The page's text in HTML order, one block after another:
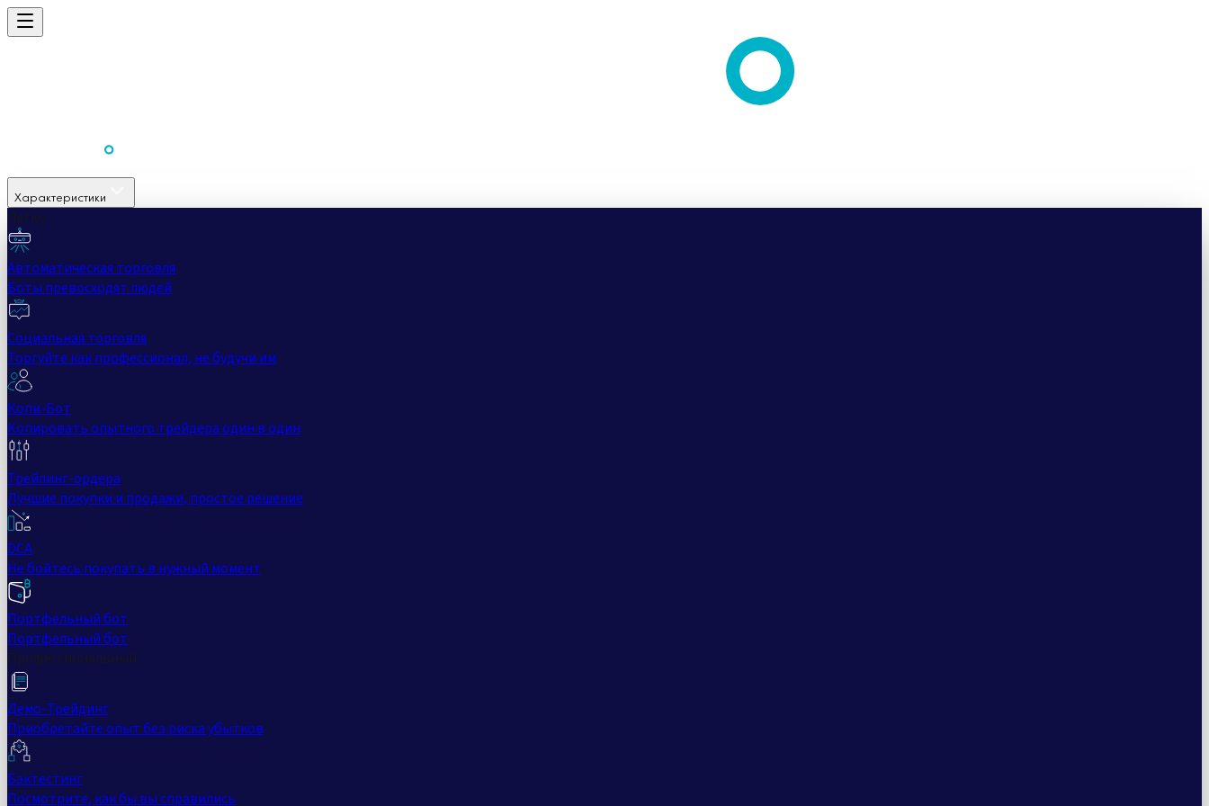
Характеристики
Легко
Автоматическая торговля
Боты превосходят людей
Социальная торговля
Торгуйте как профессионал, не будучи им
Копи-Бот
Копировать опытного трейдера один в один
Трейлинг-ордера
Лучшие покупки и продажи, простое решение
DCA
Не бойтесь покупать в нужный момент
Портфельный бот
Портфельный бот
Профессиональный
Демо-Трейдинг
Приобретайте опыт без риска убытков
Бэктестинг
Посмотрите, как бы вы справились